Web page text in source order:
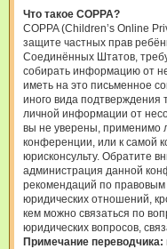
Что такое COPPA?
COPPA (Children’s Online
защите частных прав
Соединённых Штатов,
собирать информацию от
иметь на это письменное
иного вида подтверждения
личной информации от
вы не уверены, применимо
конференции, или к самой
юрисконсульту. Обратите
администрация данной
рекомендаций по
юридических отношений,
кем можно связаться по
юридических вопросов,
Примечание